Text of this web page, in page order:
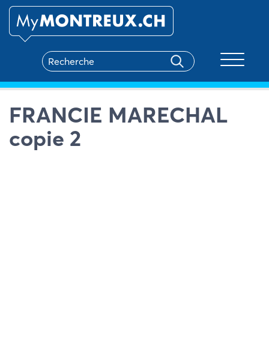
FRANCIE MARECHAL
copie 2